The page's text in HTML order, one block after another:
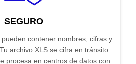
SEGURO
contener nombres, cifras y
archivo XLS se cifra en tránsito
procesa en centros de datos con